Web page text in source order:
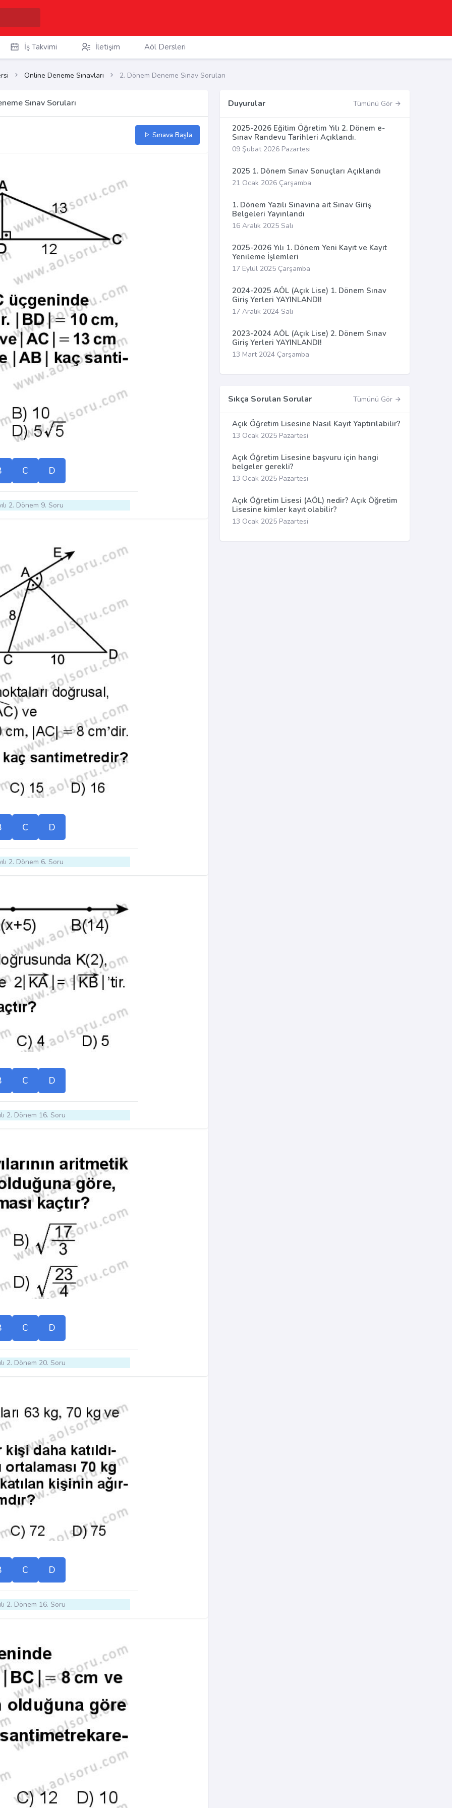
İş Takvimi İletişim Aöl Dersleri
Online Deneme Sınavları 2. Dönem Deneme Sınav Soruları
Sınav Soruları
Sınava Başla
C D
2. Dönem 9. Soru
C D
2. Dönem 6. Soru
C D
2. Dönem 16. Soru
C D
2. Dönem 20. Soru
C D
2. Dönem 16. Soru
Duyurular Tümünü Gör
2025-2026 Eğitim Öğretim Yılı 2. Dönem e-
Sınav Randevu Tarihleri Açıklandı.
09 Şubat 2026 Pazartesi
2025 1. Dönem Sınav Sonuçları Açıklandı
21 Ocak 2026 Çarşamba
1. Dönem Yazılı Sınavına ait Sınav Giriş
Belgeleri Yayınlandı
16 Aralık 2025 Salı
2025-2026 Yılı 1. Dönem Yeni Kayıt ve Kayıt
Yenileme İşlemleri
17 Eylül 2025 Çarşamba
2024-2025 AÖL (Açık Lise) 1. Dönem Sınav
Giriş Yerleri YAYINLANDI!
17 Aralık 2024 Salı
2023-2024 AÖL (Açık Lise) 2. Dönem Sınav
Giriş Yerleri YAYINLANDI!
13 Mart 2024 Çarşamba
Sıkça Sorulan Sorular Tümünü Gör
Açık Öğretim Lisesine Nasıl Kayıt Yaptırılabilir?
13 Ocak 2025 Pazartesi
Açık Öğretim Lisesine başvuru için hangi
belgeler gerekli?
13 Ocak 2025 Pazartesi
Açık Öğretim Lisesi (AÖL) nedir? Açık Öğretim
Lisesine kimler kayıt olabilir?
13 Ocak 2025 Pazartesi